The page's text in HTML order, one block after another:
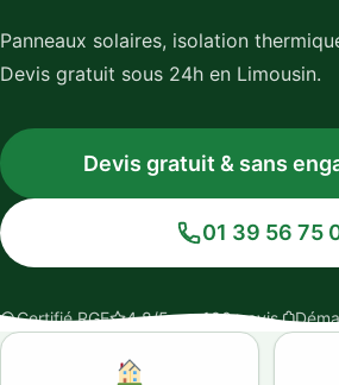
Panneaux solaires, isolation
Devis gratuit sous 24h en Limousin.
Devis gratuit & sans
01 39 56 75
Certifié RGE 4,8/5 sur 100+ avis